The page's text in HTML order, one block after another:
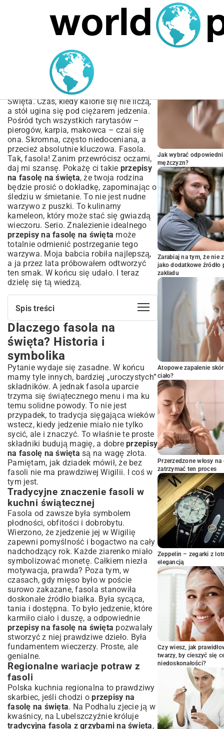
MARIUSZ ŁAMAGA 04.10.2025
Przepisy na fasolę na
święta – Tradycyjne i
nowoczesne dania
Święta. Czas, kiedy kalorie się nie liczą,
a stół ugina się pod ciężarem jedzenia.
Pośród tych wszystkich rarytasów –
pierogów, karpia, makowca – czai się
ona. Skromna, często niedoceniana, a
przecież absolutnie kluczowa. Fasola.
Tak, fasola! Zanim przewrócisz oczami,
daj mi szansę. Pokażę ci takie przepisy
na fasolę na święta, że twoja rodzina
będzie prosić o dokładkę, zapominając o
śledziu w śmietanie. To nie jest nudne
warzywo z puszki. To kulinarny
kameleon, który może stać się gwiazdą
wieczoru. Serio. Znalezienie idealnego
przepisy na fasolę na święta może
totalnie odmienić postrzeganie tego
warzywa. Moja babcia robiła najlepszą,
a ja przez lata próbowałem odtworzyć
ten smak. W końcu się udało. I teraz
dzielę się tą wiedzą.
Spis treści
Dlaczego fasola na święta? Historia i
symbolika
Tradycyjne znaczenie fasoli w kuchni
świątecznej
Regionalne wariacje potraw z fasoli
Klasyczne przepisy na fasolę, które
musisz znać
Wigilijna fasola z suszonymi śliwkami –
krok po kroku
Fasola po bretońsku w świątecznym
wydaniu
Aromatyczna zupa fasolowa na
świąteczny obiad
Nowoczesne inspiracje – fasola w nowej
odsłonie
Sałatki z fasolą idealne na świąteczny stół
Wegańskie i wegetariańskie dania z fasoli
Kreatywne przystawki z fasoli
Jak wybrać i przygotować fasolę do
świątecznych potraw?
Rodzaje fasoli idealne na święta
Sekrety prawidłowego namaczania i
gotowania
Przyprawy, które podkreślą smak fasoli
Fasola na święta – porady i triki
kulinarne
Jak uniknąć wzdęć po spożyciu fasoli?
Przechowywanie gotowych potraw z fasoli
Pomysły na wykorzystanie resztek po
świętach
Dlaczego fasola na
święta? Historia i
symbolika
Pytanie wydaje się zasadne. W końcu
mamy tyle innych, bardziej „uroczystych”
składników. A jednak fasola uparcie
trzyma się świątecznego menu i ma ku
temu solidne powody. To nie jest
przypadek, to tradycja sięgająca wieków
wstecz, kiedy jedzenie miało nie tylko
sycić, ale i znaczyć. To właśnie te proste
składniki budują magię, a dobre przepisy
na fasolę na święta są na wagę złota.
Pamiętam, jak dziadek mówił, że bez
fasoli nie ma prawdziwej Wigilii. I coś w
tym jest.
Tradycyjne znaczenie fasoli w
kuchni świątecznej
Fasola od zawsze była symbolem
płodności, obfitości i dobrobytu.
Wierzono, że zjedzenie jej w Wigilię
zapewni pomyślność i bogactwo na cały
nadchodzący rok. Każde ziarenko miało
symbolizować monetę. Całkiem niezła
motywacja, prawda? Poza tym, w
czasach, gdy mięso było w poście
surowo zakazane, fasola stanowiła
doskonałe źródło białka. Była sycąca,
tania i dostępna. To było jedzenie, które
karmiło ciało i duszę, a odpowiednie
przepisy na fasolę na święta pozwalały
stworzyć z niej prawdziwe dzieło. Była
fundamentem wieczerzy. Proste, ale
genialne.
Regionalne wariacje potraw z
fasoli
Polska kuchnia regionalna to prawdziwy
skarbiec, jeśli chodzi oprzepisy na
fasolę na święta. Na Podhalu zjecie ją w
kwaśnicy, na Lubelszczyźnie króluje
tradycyjna fasola z grzybami na święta,
Jak wybrać
mężczyzn?
Zarabiaj na tym, że nie
jako dodatkowe
zakładu
Atopowe zapalenie
ciało?
Przerzedzone włosy
zatrzymać ten proces
Zeppelin – zegarki z
elegancją
Czy wiesz, jak
twarzy, by cieszyć się
niedoskonałości?